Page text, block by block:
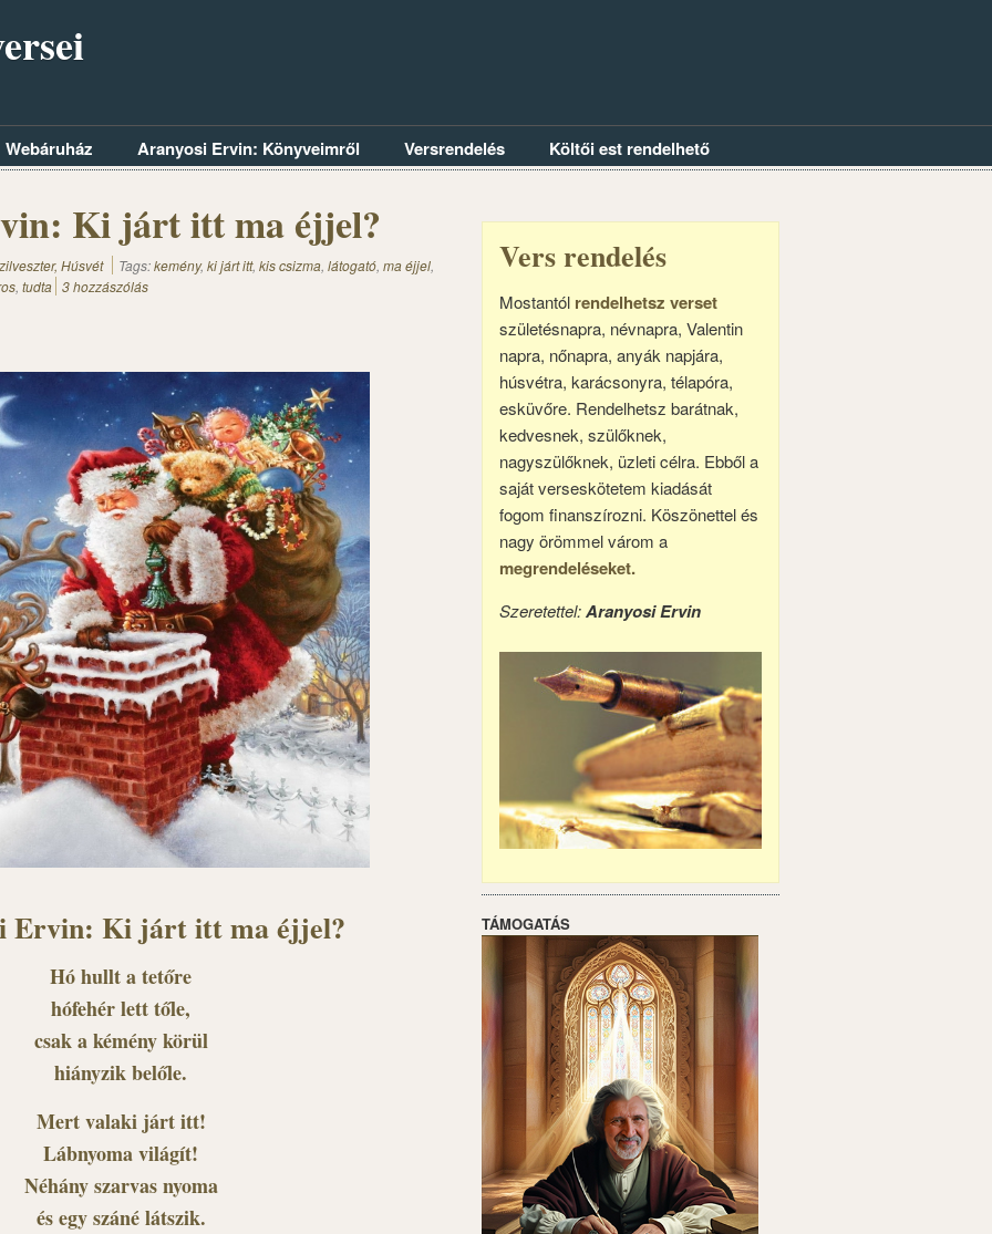
Webáruház Aranyosi Ervin: Könyveimről Versrendelés Költői est rendelhető
Ki járt itt ma éjjel?
Húsvét Tags:kemény, ki járt itt, kis csizma, látogató, ma éjjel,
, tudta 3 hozzászólás
Ervin: Ki járt itt ma éjjel?
Hó hullt a tetőre
hófehér lett tőle,
csak a kémény körül
hiányzik belőle.
Mert valaki járt itt!
Lábnyoma világít!
Néhány szarvas nyoma
és egy száné látszik.
Vers rendelés
Mostantól rendelhetsz verset
születésnapra, névnapra, Valentin
napra, nőnapra, anyák napjára,
húsvétra, karácsonyra, télapóra,
esküvőre. Rendelhetsz barátnak,
kedvesnek, szülőknek,
nagyszülőknek, üzleti célra. Ebből a
saját verseskötetem kiadását
fogom finanszírozni. Köszönettel és
nagy örömmel várom a
megrendeléseket.
Szeretettel:Aranyosi Ervin
TÁMOGATÁS